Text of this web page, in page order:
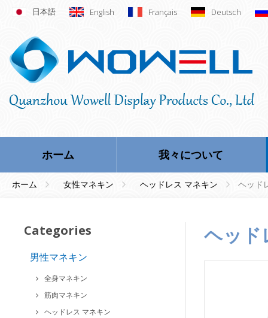
日本語 English Français Deutsch
ホーム 我々について
ホーム 女性マネキン ヘッドレス マネキン ヘッド
Categories
男性マネキン
全身マネキン
筋肉マネキン
ヘッドレス マネキン
ヘッ